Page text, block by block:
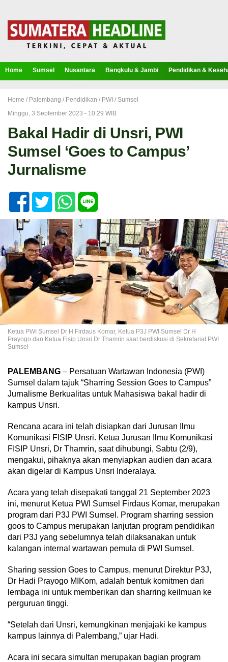
Home Sumsel Nusantara Bengkulu & Jambi Pendidikan &
Home / Palembang / Pendidikan / PWI / Sumsel
Minggu, 3 September 2023 - 10:29 WIB
Bakal Hadir di Unsri, PWI
Sumsel ‘Goes to Campus’
Jurnalisme
Ketua PWI Sumsel Dr H Firdaus Komar, Ketua P3J PWI Sumsel Dr H
Prayogo dan Ketua Fisip Unsri Dr Thamrin saat berdiskusi di Sekretariat PWI
Sumsel
PALEMBANG – Persatuan Wartawan Indonesia (PWI)
Sumsel dalam tajuk “Sharring Session Goes to Campus”
Jurnalisme Berkualitas untuk Mahasiswa bakal hadir di
kampus Unsri.
Rencana acara ini telah disiapkan dari Jurusan Ilmu
Komunikasi FISIP Unsri. Ketua Jurusan Ilmu Komunikasi
FISIP Unsri, Dr Thamrin, saat dihubungi, Sabtu (2/9),
mengakui, pihaknya akan menyiapkan audien dan acara
akan digelar di Kampus Unsri Inderalaya.
Acara yang telah disepakati tanggal 21 September 2023
ini, menurut Ketua PWI Sumsel Firdaus Komar, merupakan
program dari P3J PWI Sumsel. Program sharring session
goos to Campus merupakan lanjutan program pendidikan
dari P3J yang sebelumnya telah dilaksanakan untuk
kalangan internal wartawan pemula di PWI Sumsel.
Sharing session Goes to Campus, menurut Direktur P3J,
Dr Hadi Prayogo MIKom, adalah bentuk komitmen dari
lembaga ini untuk memberikan dan sharring keilmuan ke
perguruan tinggi.
“Setelah dari Unsri, kemungkinan menjajaki ke kampus
kampus lainnya di Palembang,” ujar Hadi.
Acara ini secara simultan merupakan bagian program